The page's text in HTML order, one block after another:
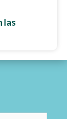
las